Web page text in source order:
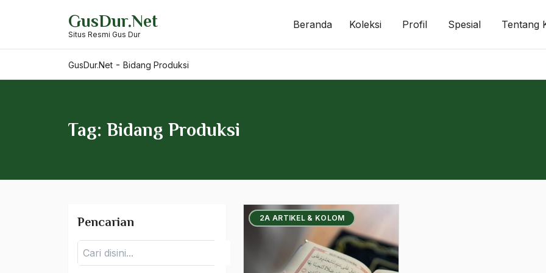
GusDur.Net
Situs Resmi Gus Dur
Beranda Koleksi Profil Spesial Tentang
GusDur.Net - Bidang Produksi
Tag: Bidang Produksi
2A ARTIKEL & KOLOM
Pencarian
Pencarian
Barathiya Janata Party
BArisan Nasional
Barroness Cox
BBC
Begin
Beijing
Belanakan